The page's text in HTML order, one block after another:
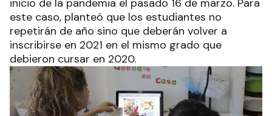
inicio de la pandemia el pasado 16 de marzo. Para
este caso, planteó que los estudiantes no
repetirán de año sino que deberán volver a
inscribirse en 2021 en el mismo grado que
debieron cursar en 2020.